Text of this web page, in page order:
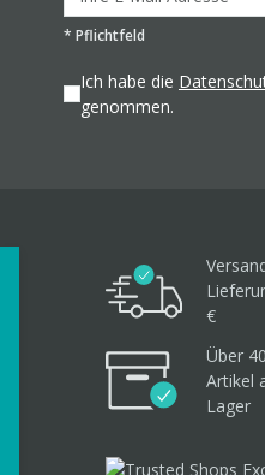
* Pflichtfeld
Ich habe die
genommen.
€
Über
Artikel
Lager